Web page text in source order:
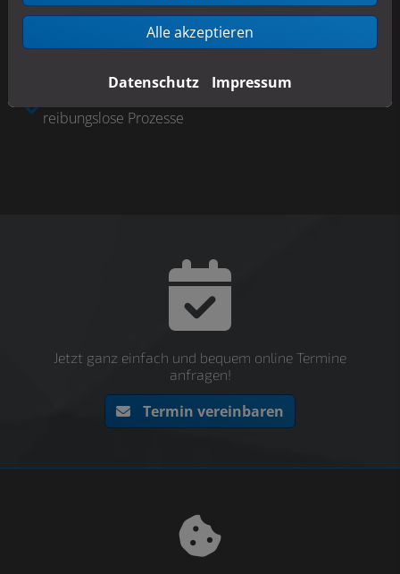
Modernisierungsarbeiten wie Demontage,
Heizung, Sanitär, Elektro, Trockenbau, Fliesen- und
Zügige Ausführung und hohe Termintreue durch
reibungslose Prozesse
Jetzt ganz einfach und bequem online Termine
anfragen!
Termin vereinbaren
Alle akzeptieren
Datenschutz Impressum